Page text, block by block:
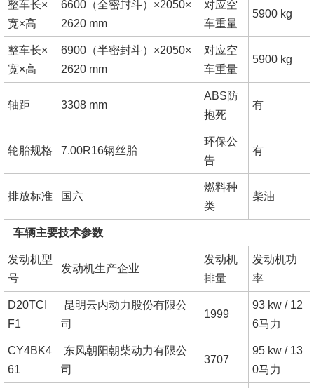
整车长×
宽×高
6600（全密封斗）×2050×
2620 mm
对应空
车重量
5900 kg
整车长×
宽×高
6900（半密封斗）×2050×
2620 mm
对应空
车重量
5900 kg
轴距 3308 mm
ABS防
抱死
有
轮胎规格 7.00R16钢丝胎
环保公
告
有
排放标准 国六
燃料种
类
柴油
车辆主要技术参数
发动机型
号
发动机生产企业
发动机
排量
发动机功
率
D20TCI
F1
昆明云内动力股份有限公
司
1999
93 kw / 12
6马力
CY4BK4
61
东风朝阳朝柴动力有限公
司
3707
95 kw / 13
0马力